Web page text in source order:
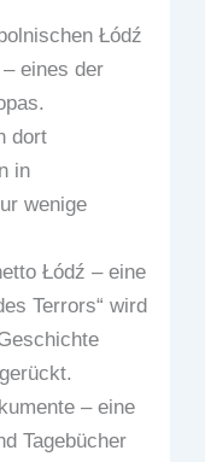
Łódź
eines der
dort
in
wenige
Łódź – eine
Terrors“ wird
– eine
Tagebücher